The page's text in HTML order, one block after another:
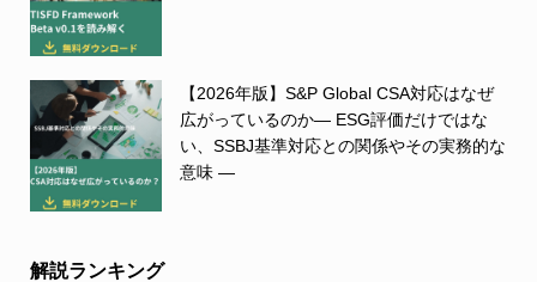
【2026年版】S&P Global CSA対応はなぜ
広がっているのか― ESG評価だけではな
い、SSBJ基準対応との関係やその実務的な
意味 ―
解説ランキング